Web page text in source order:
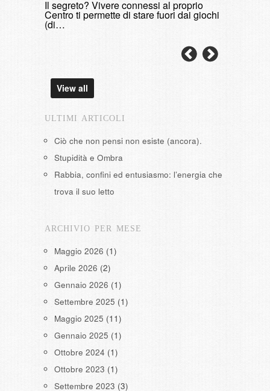
Il segreto? Vivere connessi al proprio
Centro ti permette di stare fuori dai giochi
(di…
View all
ULTIMI ARTICOLI
Ciò che non pensi non esiste (ancora).
Stupidità e Ombra
Rabbia, confini ed entusiasmo: l’energia che
trova il suo letto
ARCHIVIO PER MESE
Maggio 2026 (1)
Aprile 2026 (2)
Gennaio 2026 (1)
Settembre 2025 (1)
Maggio 2025 (11)
Gennaio 2025 (1)
Ottobre 2024 (1)
Ottobre 2023 (1)
Settembre 2023 (3)